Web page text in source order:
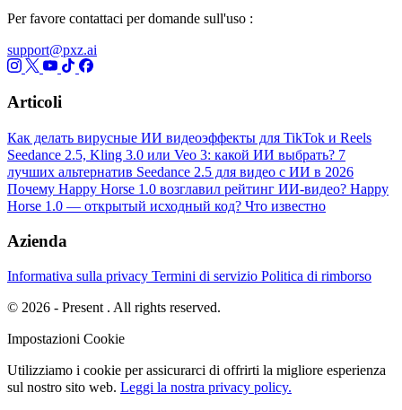
Per favore contattaci per domande sull'uso :
support@pxz.ai
Articoli
Как делать вирусные ИИ видеоэффекты для TikTok и Reels
Seedance 2.5, Kling 3.0 или Veo 3: какой ИИ выбрать? 7
лучших альтернатив Seedance 2.5 для видео с ИИ в 2026
Почему Happy Horse 1.0 возглавил рейтинг ИИ-видео? Happy
Horse 1.0 — открытый исходный код? Что известно
Azienda
Informativa sulla privacy Termini di servizio Politica di rimborso
© 2026 - Present . All rights reserved.
Impostazioni Cookie
Utilizziamo i cookie per assicurarci di offrirti la migliore esperienza
sul nostro sito web. Leggi la nostra privacy policy.